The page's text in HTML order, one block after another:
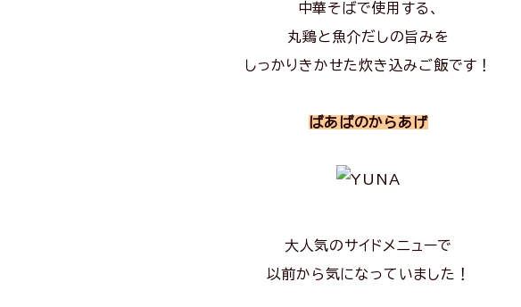
中華そばで使用する、
丸鶏と魚介だしの旨みを
しっかりきかせた炊き込みご飯です！
ばあばのからあげ
大人気のサイドメニューで
以前から気になっていました！